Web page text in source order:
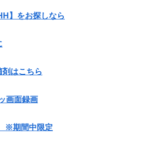
】をお探しなら
はこちら
画面録画
※期間中限定